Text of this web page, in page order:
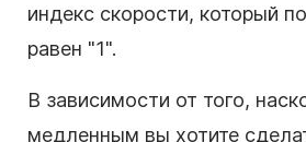
индекс скорости, который
равен "1".
В зависимости от того,
медленным вы хотите